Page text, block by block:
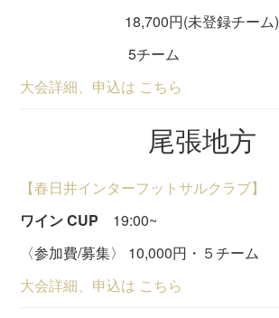
18,700円(未登録チーム)
5チーム
大会詳細、申込は こちら
尾張地方
【春日井インターフットサルクラブ】
ワイン CUP 19:00~
〈参加費/募集〉 10,000円・５チーム
大会詳細、申込は こちら